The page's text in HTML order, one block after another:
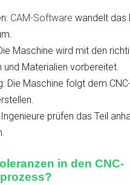
CAM-Software wandelt das
Maschine wird mit den
und Materialien vorbereitet.
Die Maschine folgt dem
prüfen das Teil
in den CNC-